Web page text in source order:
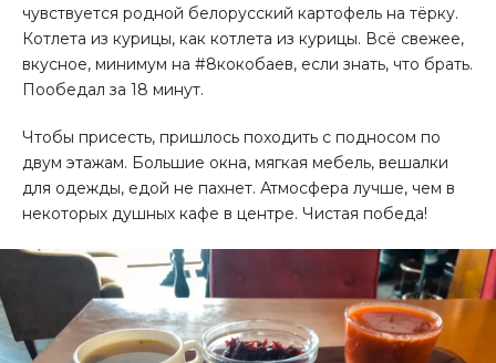
чувствуется родной белорусский картофель на тёрку.
Котлета из курицы, как котлета из курицы. Всё свежее,
вкусное, минимум на #8кокобаев, если знать, что брать.
Пообедал за 18 минут.
Чтобы присесть, пришлось походить с подносом по
двум этажам. Большие окна, мягкая мебель, вешалки
для одежды, едой не пахнет. Атмосфера лучше, чем в
некоторых душных кафе в центре. Чистая победа!